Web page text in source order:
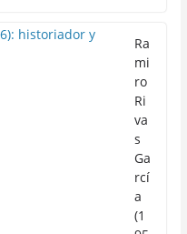
Ra
mi
ro
Ri
va
s
Ga
rcí
a
(1